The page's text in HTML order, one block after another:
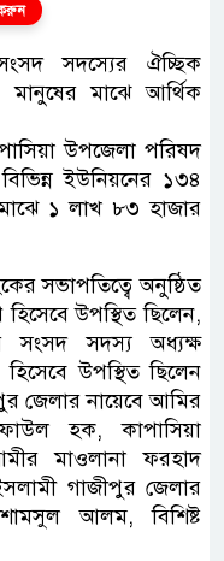
সদস্যের ঐচ্ছিক
মাঝে আর্থিক
উপজেলা পরিষদ
ইউনিয়নের ১৩৪
১ লাখ ৮৩ হাজার
সভাপতিত্বে অনুষ্ঠিত
হিসেবে উপস্থিত ছিলেন,
সংসদ সদস্য অধ্যক্ষ
উপস্থিত ছিলেন
জেলার নায়েবে আমির
হক, কাপাসিয়া
মাওলানা ফরহাদ
গাজীপুর জেলার
আলম, বিশিষ্ট